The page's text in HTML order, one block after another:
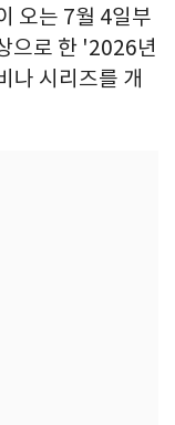
오는 7월 4일부
으로 한 '2026년
나 시리즈를 개